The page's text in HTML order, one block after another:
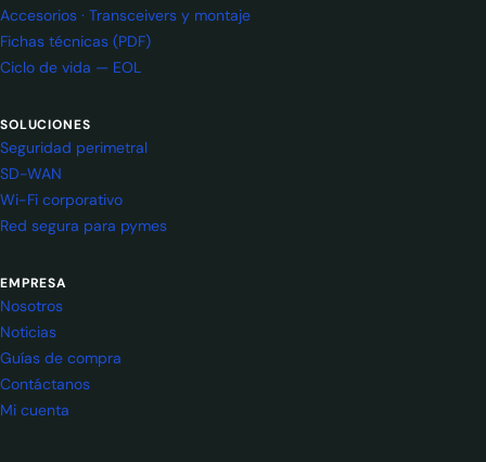
Accesorios · Transceivers y montaje
Fichas técnicas (PDF)
Ciclo de vida — EOL
SOLUCIONES
Seguridad perimetral
SD-WAN
Wi-Fi corporativo
Red segura para pymes
EMPRESA
Nosotros
Noticias
Guías de compra
Contáctanos
Mi cuenta